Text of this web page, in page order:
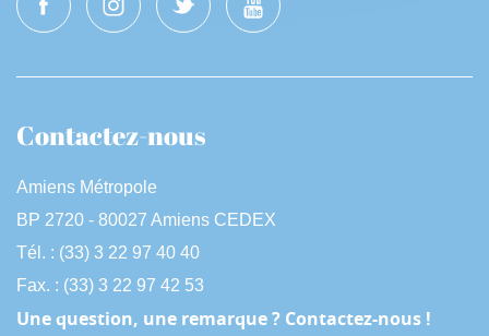
Contactez-nous
Amiens Métropole
BP 2720 - 80027 Amiens CEDEX
Tél. : (33) 3 22 97 40 40
Fax. : (33) 3 22 97 42 53
Une question, une remarque ? Contactez-nous !